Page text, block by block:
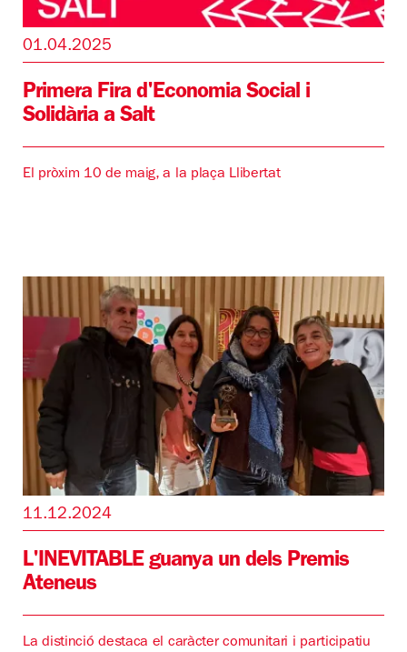
01.04.2025
Primera Fira d'Economia Social i
Solidària a Salt
El pròxim 10 de maig, a la plaça Llibertat
11.12.2024
L'INEVITABLE guanya un dels Premis
Ateneus
La distinció destaca el caràcter comunitari i participatiu